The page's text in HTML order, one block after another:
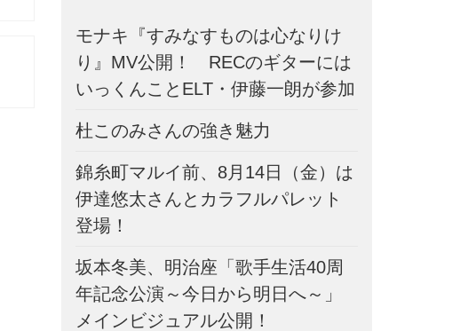
モナキ『すみなすものは心なりけ
り』MV公開！ RECのギターには
いっくんことELT・伊藤一朗が参加
杜このみさんの強き魅力
錦糸町マルイ前、8月14日（金）は
伊達悠太さんとカラフルパレット
登場！
坂本冬美、明治座「歌手生活40周
年記念公演～今日から明日へ～」
メインビジュアル公開！